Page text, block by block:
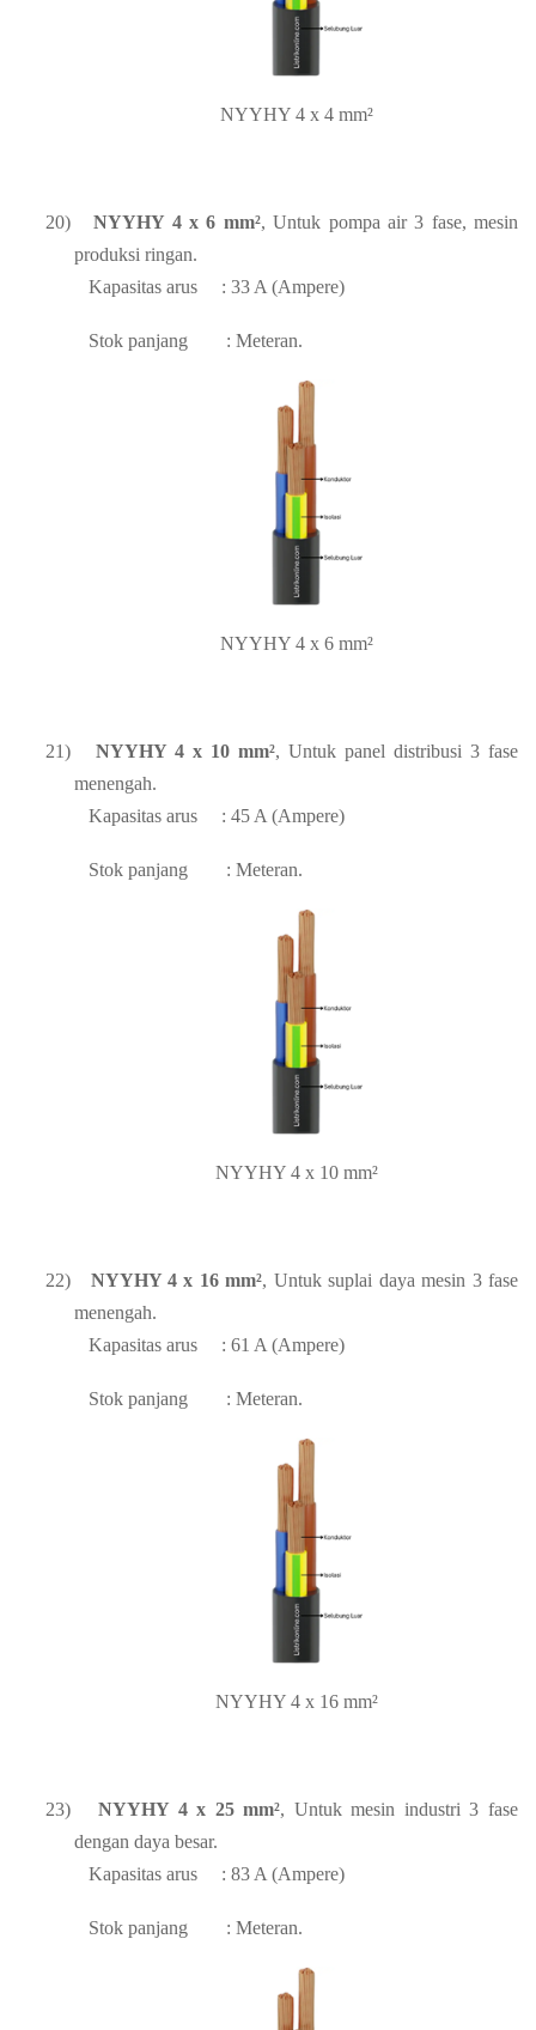
NYYHY 4 x 4 mm²
20) NYYHY 4 x 6 mm², Untuk pompa air 3 fase, mesin
produksi ringan.
Kapasitas arus
: 33 A (Ampere)
Stok panjang : Meteran.
NYYHY 4 x 6 mm²
21) NYYHY 4 x 10 mm², Untuk panel distribusi 3 fase
menengah.
Kapasitas arus
: 45 A (Ampere)
Stok panjang : Meteran.
NYYHY 4 x 10 mm²
22) NYYHY 4 x 16 mm², Untuk suplai daya mesin 3 fase
menengah.
Kapasitas arus
: 61 A (Ampere)
Stok panjang : Meteran.
NYYHY 4 x 16 mm²
23) NYYHY 4 x 25 mm², Untuk mesin industri 3 fase
dengan daya besar.
Kapasitas arus
: 83 A (Ampere)
Stok panjang : Meteran.